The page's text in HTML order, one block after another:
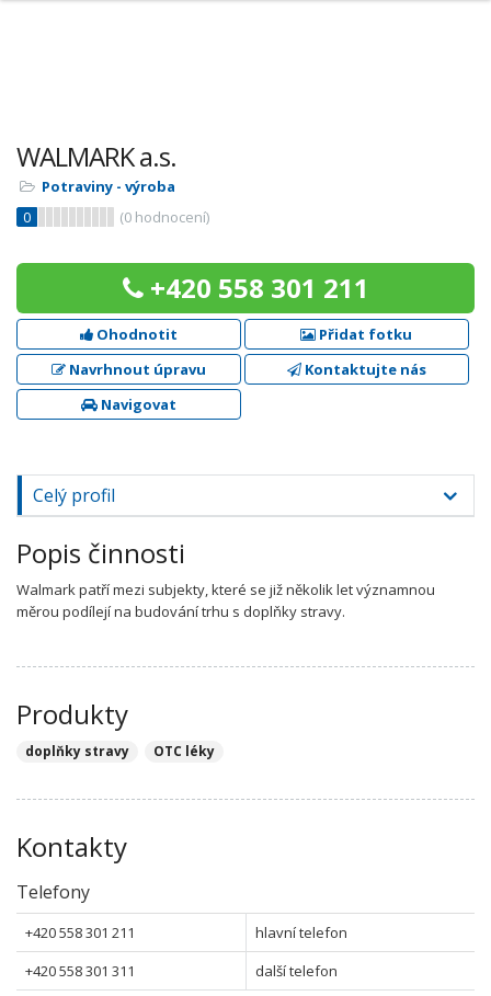
WALMARK a.s.
Potraviny - výroba
0
(0 hodnocení)
+420 558 301 211
Ohodnotit
Přidat fotku
Navrhnout úpravu
Kontaktujte nás
Navigovat
Celý profil
Popis činnosti
Walmark patří mezi subjekty, které se již několik let významnou
měrou podílejí na budování trhu s doplňky stravy.
Produkty
doplňky stravy OTC léky
Kontakty
Telefony
+420 558 301 211
hlavní telefon
+420 558 301 311
další telefon